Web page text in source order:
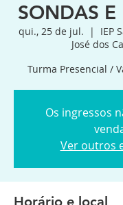
SONDAS E
qui., 25 de jul.
  |
IEP
José dos
Turma Presencial /
Os ingressos
Ver outros
Horário e local